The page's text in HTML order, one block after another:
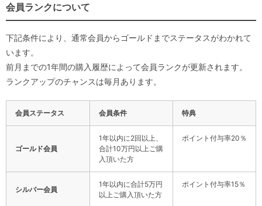
会員ランクについて
下記条件により、通常会員からゴールドまでステータスがわかれて
います。
前月までの1年間の購入履歴によって会員ランクが更新されます。
ランクアップのチャンスは毎月あります。
会員ステータス 会員条件 特典
ゴールド会員
1年以内に2回以上、
合計10万円以上ご購
入頂いた方
ポイント付与率20％
シルバー会員
1年以内に合計5万円
以上ご購入頂いた方
ポイント付与率15％